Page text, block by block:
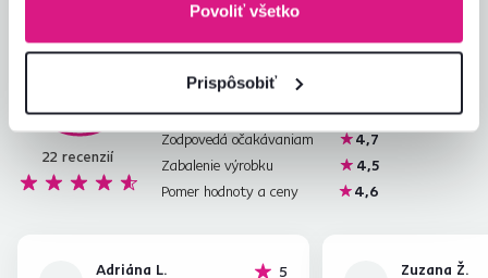
Povoliť všetko
Prispôsobiť
Hodnotenia produktu
4,6
22 recenzií
Jednoduchosť montáže
Kvalita výrobku
4,5
Zodpovedá očakávaniam
4,7
Zabalenie výrobku
4,5
Pomer hodnoty a ceny
4,6
Adriána L. 5hviezdičiek Zuzana Ž.